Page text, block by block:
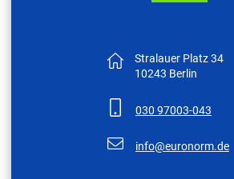
Stralauer Platz 34
10243 Berlin
030 97003-043
nf r n rm d